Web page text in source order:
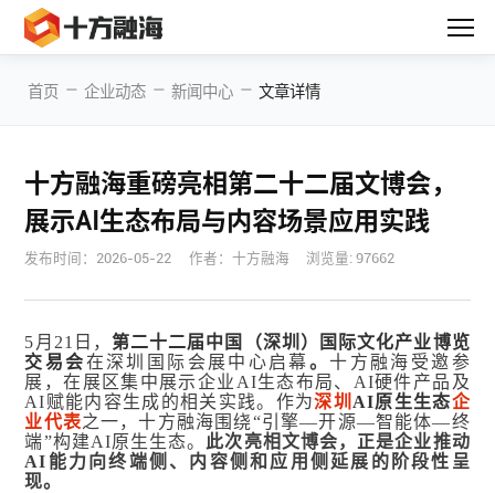
首页 — 企业动态 — 新闻中心 — 文章详情
十方融海重磅亮相第二十二届文博会，
展示AI生态布局与内容场景应用实践
发布时间： 2026-05-22 作者：十方融海 浏览量: 97662
5月21日， 第二十二届中国（深圳）国际文化产业博览
交易会在深圳国际会展中心启幕。十方融海受邀参
展，在展区集中展示企业AI生态布局、AI硬件产品及
AI赋能内容生成的相关实践。作为深圳 AI原生生态企
业代表之一，十方融海围绕“引擎—开源—智能体—终
端”构建AI原生生态。此次亮相文博会，正是企业推动
AI能力向终端侧、内容侧和应用侧延展的阶段性呈
现。